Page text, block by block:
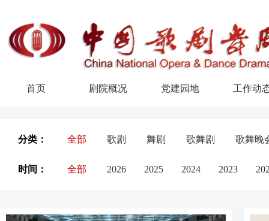
首页 剧院概况 党建园地 工作动
分类： 全部 歌剧 舞剧 歌舞剧 歌舞晚
时间： 全部 2026 2025 2024 2023